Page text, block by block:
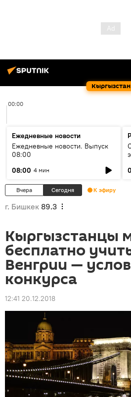
Кыргызстан
00:00
Ежедневные новости
Ежедневные новости. Выпуск
08:00
08:00 4 мин
Вчера Сегодня К эфиру
г. Бишкек 89.3
Кыргызстанцы
бесплатно
Венгрии —
конкурса
12:41 20.12.2018